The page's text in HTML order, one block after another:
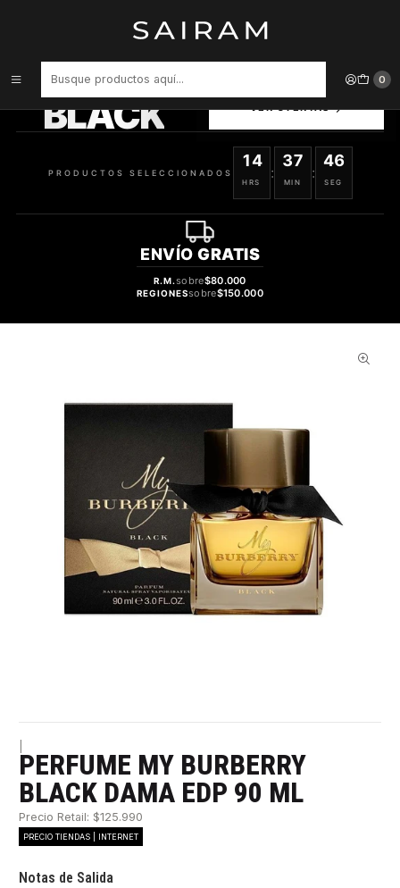
0
PERFUME MY BURBERRY BLACK DAMA EDP 90 ML
BLACK
SELECCIONADOS
PRODUCTOS SELECCIONADOS
14
HRS
:
37
MIN
:
45
SEG
ENVÍO GRATIS
R.M.sobre$80.000
REGIONESsobre$150.000
PERFUME MY BURBERRY
BLACK DAMA EDP 90 ML
Precio Retail: $125.990
PRECIO TIENDAS | INTERNET
Notas de Salida